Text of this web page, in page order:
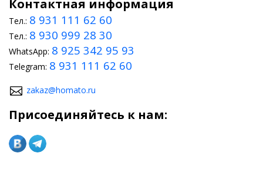
Контактная информация
Тел.: 8 931 111 62 60
Тел.: 8 930 999 28 30
WhatsApp: 8 925 342 95 93
Telegram: 8 931 111 62 60
zakaz@homato.ru
Присоединяйтесь к нам: